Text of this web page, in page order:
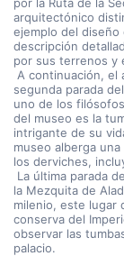
arquitectónico
ejemplo del diseño
descripción
por sus terrenos y
A continuación, el
segunda parada
uno de los
del museo es la
intrigante de su
museo alberga
los derviches,
La última parada
la Mezquita de
milenio, este lugar
conserva del
observar las
palacio.